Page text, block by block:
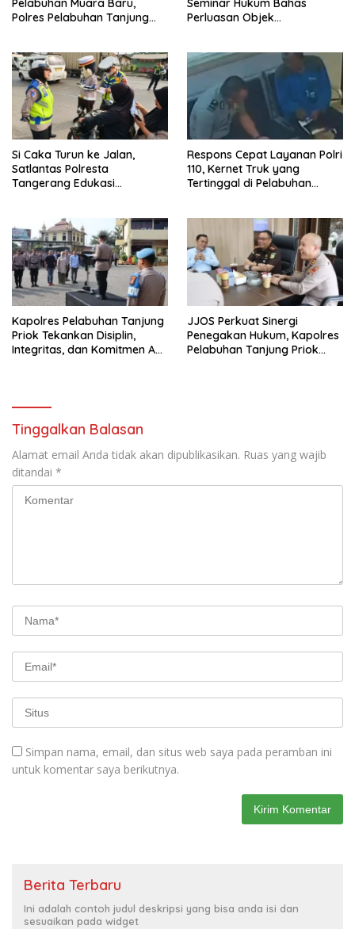
Pelabuhan Muara Baru,
Polres Pelabuhan Tanjung
Masyarakat
Seminar Hukum Bahas
Perluasan Objek
Si Caka Turun ke Jalan,
Satlantas Polresta
Tangerang Edukasi
Respons Cepat Layanan Polri
110, Kernet Truk yang
Tertinggal di Pelabuhan
dengan Sopir
Kapolres Pelabuhan Tanjung
Priok Tekankan Disiplin,
Integritas, dan Komitmen Anti
JJOS Perkuat Sinergi
Penegakan Hukum, Kapolres
Pelabuhan Tanjung Priok
Tinggalkan Balasan
Alamat email Anda tidak akan dipublikasikan. Ruas yang wajib
ditandai *
Simpan nama, email, dan situs web saya pada peramban ini
untuk komentar saya berikutnya.
Berita Terbaru
Ini adalah contoh judul deskripsi yang bisa anda isi dan
sesuaikan pada widget